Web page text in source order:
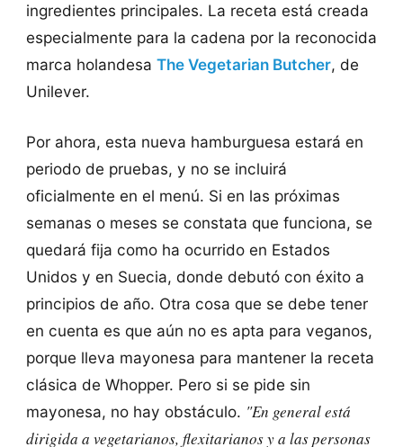
ingredientes principales. La receta está creada
especialmente para la cadena por la reconocida
marca holandesa The Vegetarian Butcher, de
Unilever.
Por ahora, esta nueva hamburguesa estará en
periodo de pruebas, y no se incluirá
oficialmente en el menú. Si en las próximas
semanas o meses se constata que funciona, se
quedará fija como ha ocurrido en Estados
Unidos y en Suecia, donde debutó con éxito a
principios de año. Otra cosa que se debe tener
en cuenta es que aún no es apta para veganos,
porque lleva mayonesa para mantener la receta
clásica de Whopper. Pero si se pide sin
mayonesa, no hay obstáculo. "En general está
dirigida a vegetarianos, flexitarianos y a las personas